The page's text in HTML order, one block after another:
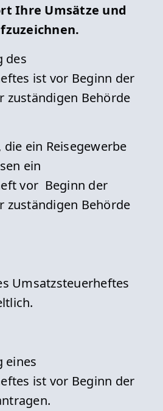
Ihre Umsätze und
des
ist vor Beginn der
zuständigen Behörde
ein Reisegewerbe
ein
vor Beginn der
zuständigen Behörde
Umsatzsteuerheftes
eines
ist vor Beginn der